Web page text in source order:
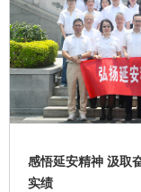
感悟延安精神 汲取
实绩